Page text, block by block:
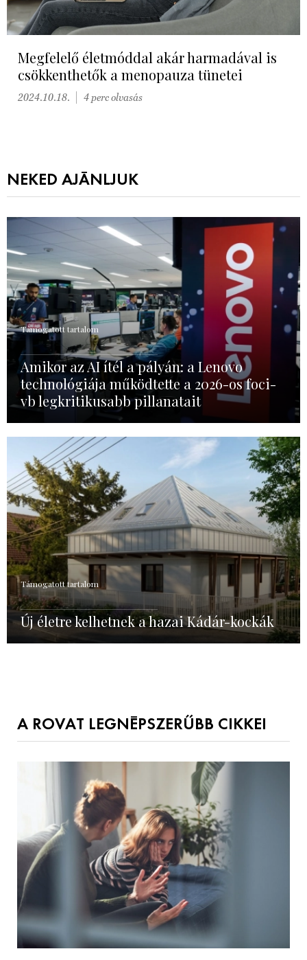
Megfelelő életmóddal akár harmadával is
csökkenthetők a menopauza tünetei
2024.10.18. 4 perc olvasás
NEKED AJÁNLJUK
Támogatott tartalom
Amikor az AI ítél a pályán: a Lenovo
technológiája működtette a 2026-os foci-
vb legkritikusabb pillanatait
Támogatott tartalom
Új életre kelhetnek a hazai Kádár-kockák
A ROVAT LEGNÉPSZERŰBB CIKKEI